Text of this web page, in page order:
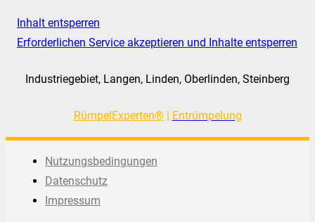
Inhalt entsperren
Erforderlichen Service akzeptieren und Inhalte entsperren
Industriegebiet, Langen, Linden, Oberlinden, Steinberg
RümpelExperten® Entrümpelung
Nutzungsbedingungen
Datenschutz
Impressum